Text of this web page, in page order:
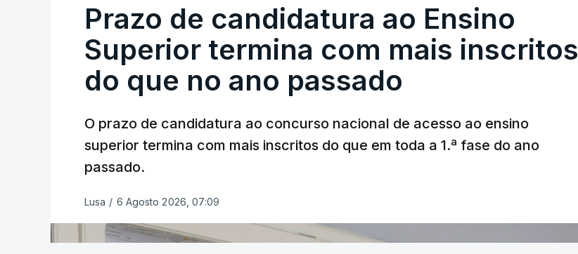
Prazo de candidatura ao Ensino
Superior termina com mais inscritos
do que no ano passado
O prazo de candidatura ao concurso nacional de acesso ao ensino
superior termina com mais inscritos do que em toda a 1.ª fase do ano
passado.
Lusa / 6 Agosto 2026, 07:09